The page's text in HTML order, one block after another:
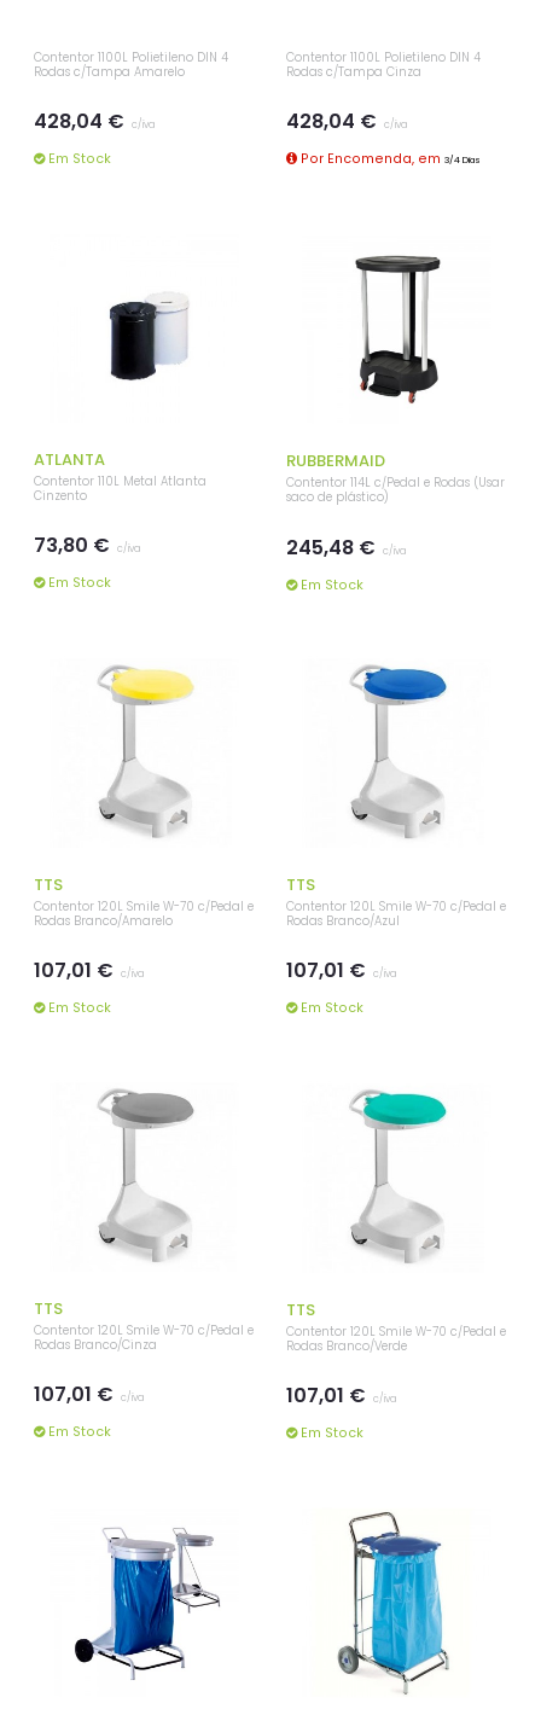
Contentor 1100L Polietileno DIN 4
Rodas c/Tampa Amarelo
428,04 € c/iva
Em Stock
Contentor 1100L Polietileno DIN 4
Rodas c/Tampa Cinza
428,04 € c/iva
Por Encomenda, em 3/4 Dias
ATLANTA
Contentor 110L Metal Atlanta
Cinzento
73,80 € c/iva
Em Stock
RUBBERMAID
Contentor 114L c/Pedal e Rodas (Usar
saco de plástico)
245,48 € c/iva
Em Stock
TTS
Contentor 120L Smile W-70 c/Pedal e
Rodas Branco/Amarelo
107,01 € c/iva
Em Stock
TTS
Contentor 120L Smile W-70 c/Pedal e
Rodas Branco/Azul
107,01 € c/iva
Em Stock
TTS
Contentor 120L Smile W-70 c/Pedal e
Rodas Branco/Cinza
107,01 € c/iva
Em Stock
TTS
Contentor 120L Smile W-70 c/Pedal e
Rodas Branco/Verde
107,01 € c/iva
Em Stock